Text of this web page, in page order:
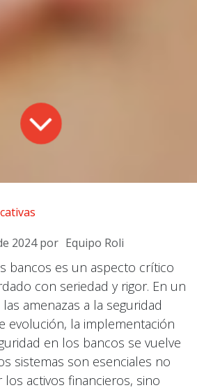
2024 por Equipo Roli
bancos es un aspecto crítico
con seriedad y rigor. En un
amenazas a la seguridad
evolución, la implementación
en los bancos se vuelve
sistemas son esenciales no
activos financieros, sino